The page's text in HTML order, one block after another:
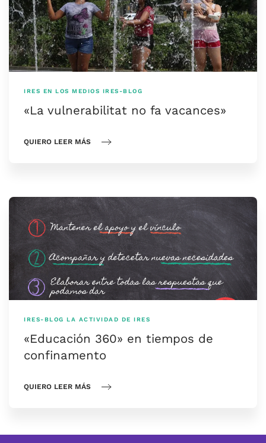
IRES EN LOS MEDIOS IRES-BLOG
«La vulnerabilitat no fa vacances»
QUIERO LEER MÁS
IRES-BLOG LA ACTIVIDAD DE IRES
«Educación 360» en tiempos de
confinamento
QUIERO LEER MÁS